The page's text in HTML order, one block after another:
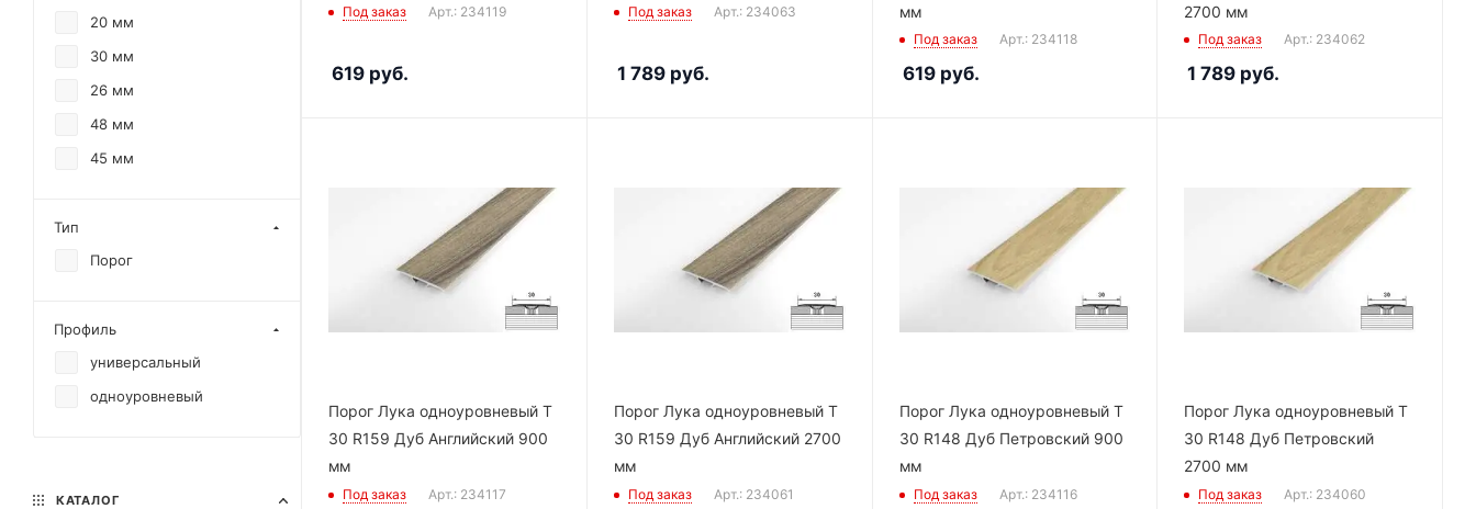
Под заказ Арт.: 234119
619 руб.
Под заказ Арт.: 234063
1 789руб.
мм
Под заказ Арт.: 234118
619руб.
2700 мм
Под заказ Арт.: 234062
1 789 руб.
Порог Лука одноуровневый Т
30 R159 Дуб Английский 900
мм
Под заказ Арт.: 234117
Порог Лука одноуровневый Т
30 R159 Дуб Английский 2700
мм
Под заказ Арт.: 234061
Порог Лука одноуровневый Т
30 R148 Дуб Петровский 900
мм
Под заказ Арт.: 234116
Порог Лука одноуровневый Т
30 R148 Дуб Петровский
2700 мм
Под заказ Арт.: 234060
20 мм
30 мм
26 мм
48 мм
45 мм
Тип
Порог
Профиль
универсальный
одноуровневый
КАТАЛОГ